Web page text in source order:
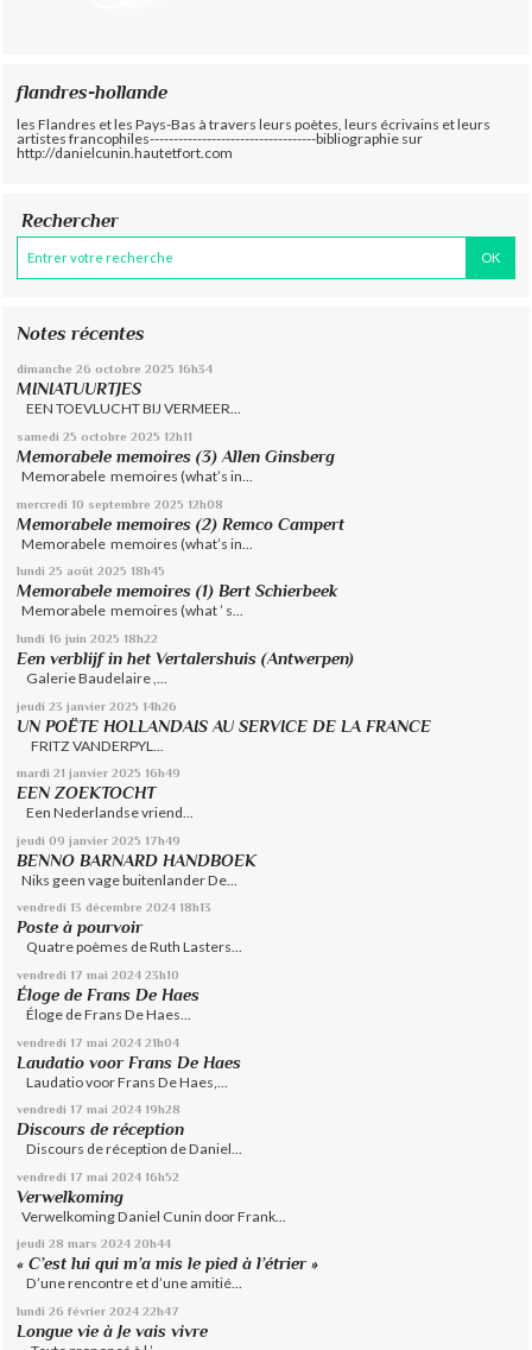
flandres-hollande
les Flandres et les Pays-Bas à travers leurs poètes, leurs écrivains et leurs
artistes francophiles-----------------------------------bibliographie sur
http://danielcunin.hautetfort.com
Rechercher
Notes récentes
dimanche 26 octobre 2025 16h34
MINIATUURTJES
EEN TOEVLUCHT BIJ VERMEER...
samedi 25 octobre 2025 12h11
Memorabele memoires (3) Allen Ginsberg
Memorabele memoires (what’s in...
mercredi 10 septembre 2025 12h08
Memorabele memoires (2) Remco Campert
Memorabele memoires (what’s in...
lundi 25 août 2025 18h45
Memorabele memoires (1) Bert Schierbeek
Memorabele memoires (what ’ s...
lundi 16 juin 2025 18h22
Een verblijf in het Vertalershuis (Antwerpen)
Galerie Baudelaire ,...
jeudi 23 janvier 2025 14h26
UN POËTE HOLLANDAIS AU SERVICE DE LA FRANCE
FRITZ VANDERPYL...
mardi 21 janvier 2025 16h49
EEN ZOEKTOCHT
Een Nederlandse vriend...
jeudi 09 janvier 2025 17h49
BENNO BARNARD HANDBOEK
Niks geen vage buitenlander De...
vendredi 13 décembre 2024 18h13
Poste à pourvoir
Quatre poèmes de Ruth Lasters...
vendredi 17 mai 2024 23h10
Éloge de Frans De Haes
Éloge de Frans De Haes...
vendredi 17 mai 2024 21h04
Laudatio voor Frans De Haes
Laudatio voor Frans De Haes,...
vendredi 17 mai 2024 19h28
Discours de réception
Discours de réception de Daniel...
vendredi 17 mai 2024 16h52
Verwelkoming
Verwelkoming Daniel Cunin door Frank...
jeudi 28 mars 2024 20h44
« C’est lui qui m’a mis le pied à l’étrier »
D’une rencontre et d’une amitié...
lundi 26 février 2024 22h47
Longue vie à Je vais vivre